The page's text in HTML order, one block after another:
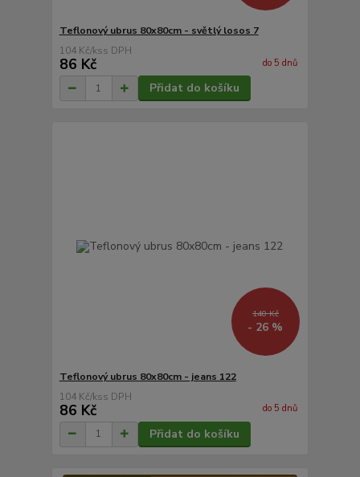
Teflonový ubrus 80x80cm - světlý losos 7
104 Kč/ks
86 Kč do 5 dnů
Přidat do košíku
140 Kč
- 26 %
Teflonový ubrus 80x80cm - jeans 122
104 Kč/ks
86 Kč do 5 dnů
Přidat do košíku